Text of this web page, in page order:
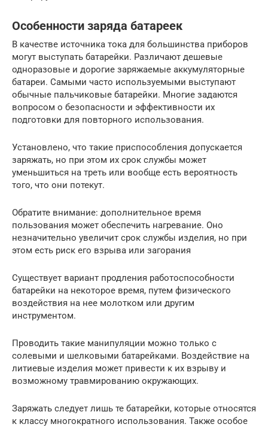
Особенности заряда батареек
В качестве источника тока для большинства приборов
могут выступать батарейки. Различают дешевые
одноразовые и дорогие заряжаемые аккумуляторные
батареи. Самыми часто используемыми выступают
обычные пальчиковые батарейки. Многие задаются
вопросом о безопасности и эффективности их
подготовки для повторного использования.
Установлено, что такие приспособления допускается
заряжать, но при этом их срок службы может
уменьшиться на треть или вообще есть вероятность
того, что они потекут.
Обратите внимание: дополнительное время
пользования может обеспечить нагревание. Оно
незначительно увеличит срок службы изделия, но при
этом есть риск его взрыва или загорания
Существует вариант продления работоспособности
батарейки на некоторое время, путем физического
воздействия на нее молотком или другим
инструментом.
Проводить такие манипуляции можно только с
солевыми и шелковыми батарейками. Воздействие на
литиевые изделия может привести к их взрыву и
возможному травмированию окружающих.
Заряжать следует лишь те батарейки, которые относятся
к классу многократного использования. Также особое